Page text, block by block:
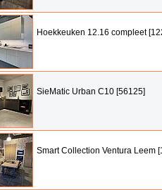
Hoekkeuken 12.16 compleet
SieMatic Urban C10 [56125]
Smart Collection Ventura Leem